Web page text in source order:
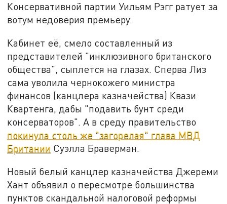
Консервативной партии Уильям Рэгг ратует за
вотум недоверия премьеру.
Кабинет её, смело составленный из
представителей "инклюзивного британского
общества", сыплется на глазах. Сперва Лиз
сама уволила чернокожего министра
финансов (канцлера казначейства) Квази
Квартенга, дабы "подавить бунт среди
консерваторов". А в среду правительство
покинула столь же "загорелая" глава МВД
Британии Суэлла Браверман.
Новый белый канцлер казначейства Джереми
Хант объявил о пересмотре большинства
пунктов скандальной налоговой реформы